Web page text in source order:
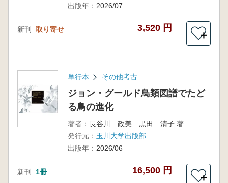
出版年： 2026/07
新刊 取り寄せ 3,520 円
＋
単行本 その他考古
ジョン・グールド鳥類図譜でたど
る鳥の進化
著者： 長谷川 政美 黒田 清子 著
発行元： 玉川大学出版部
出版年： 2026/06
新刊 1冊 16,500 円
＋